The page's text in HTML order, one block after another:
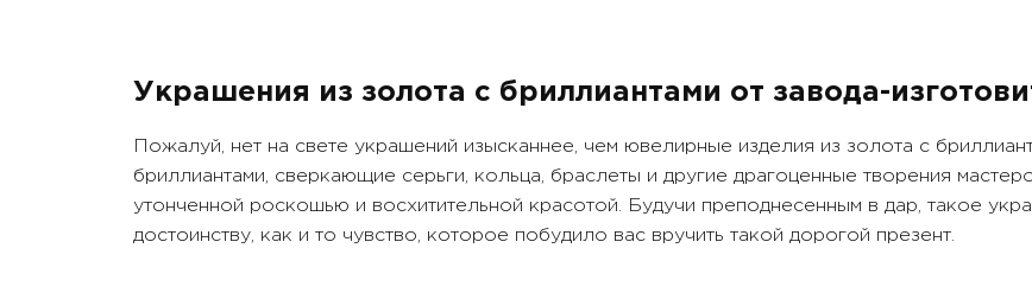
Украшения из золота с бриллиантами от завода-
Пожалуй, нет на свете украшений изысканнее, чем ювелирные изделия из золота с
бриллиантами, сверкающие серьги, кольца, браслеты и другие драгоценные творения
утонченной роскошью и восхитительной красотой. Будучи преподнесенным в дар, такое
достоинству, как и то чувство, которое побудило вас вручить такой дорогой презент.